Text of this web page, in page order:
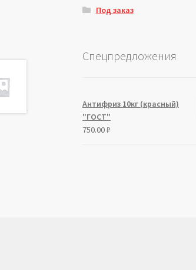
Под заказ
Спецпредложения
Антифриз 10кг (красный)
"ГОСТ"
750.00₽